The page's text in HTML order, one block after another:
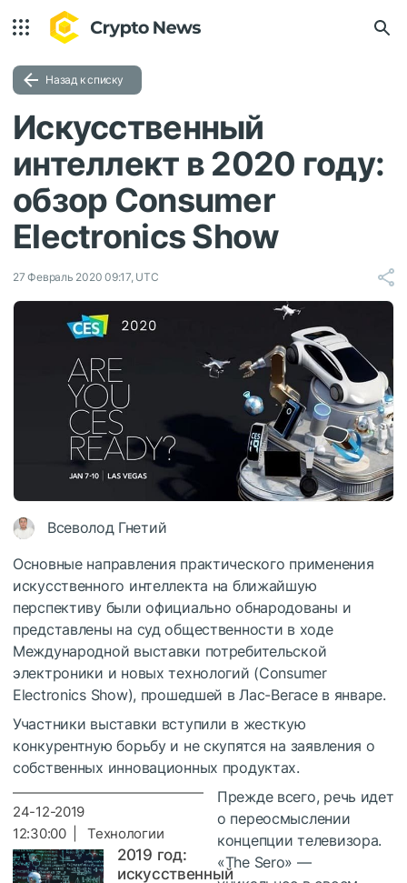
Назад к списку
Искусственный
интеллект в 2020 году:
обзор Consumer
Electronics Show
27 Февраль 2020 09:17, UTC
Всеволод Гнетий
Основные направления практического применения
искусственного интеллекта на ближайшую
перспективу были официально обнародованы и
представлены на суд общественности в ходе
Международной выставки потребительской
электроники и новых технологий (Consumer
Electronics Show), прошедшей в Лас-Вегасе в январе.
Участники выставки вступили в жесткую
конкурентную борьбу и не скупятся на заявления о
собственных инновационных продуктах.
24-12-2019
12:30:00 | Технологии
2019 год:
искусственный
Прежде всего, речь идет
о переосмыслении
концепции телевизора.
«The Sero» —